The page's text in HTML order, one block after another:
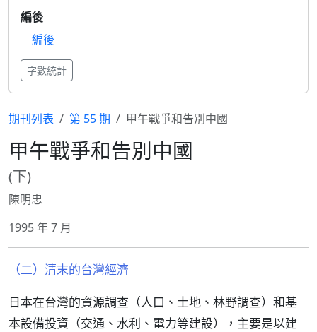
編後
編後
字數統計
期刊列表 第 55 期 甲午戰爭和告別中國
甲午戰爭和告別中國
(下)
陳明忠
1995 年 7 月
（二）清末的台灣經濟
日本在台灣的資源調查（人口、土地、林野調查）和基
本設備投資（交通、水利、電力等建設），主要是以建